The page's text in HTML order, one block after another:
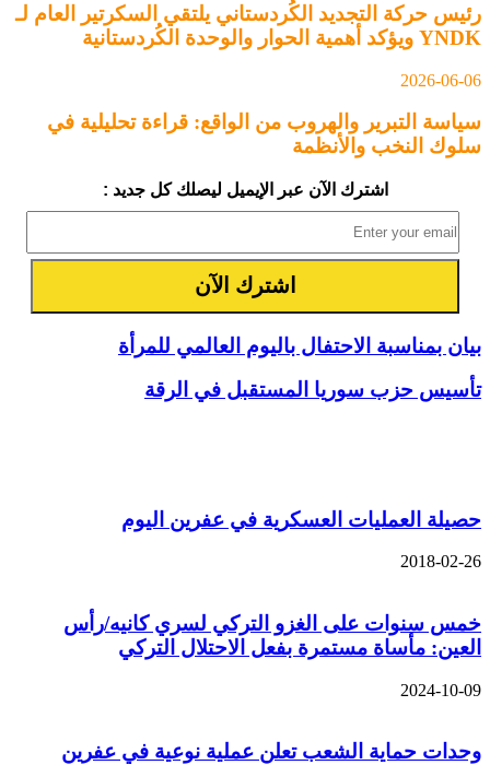
رئيس حركة التجديد الكُردستاني يلتقي السكرتير العام لـ
YNDK ويؤكد أهمية الحوار والوحدة الكُردستانية
2026-06-06
سياسة التبرير والهروب من الواقع: قراءة تحليلية في
سلوك النخب والأنظمة
اشترك الآن عبر الإيميل ليصلك كل جديد :
بيان بمناسبة الاحتفال باليوم العالمي للمرأة
تأسيس حزب سوريا المستقبل في الرقة
حصيلة العمليات العسكرية في عفرين اليوم
2018-02-26
خمس سنوات على الغزو التركي لسري كانيه/رأس
العين: مأساة مستمرة بفعل الاحتلال التركي
2024-10-09
وحدات حماية الشعب تعلن عملية نوعية في عفرين